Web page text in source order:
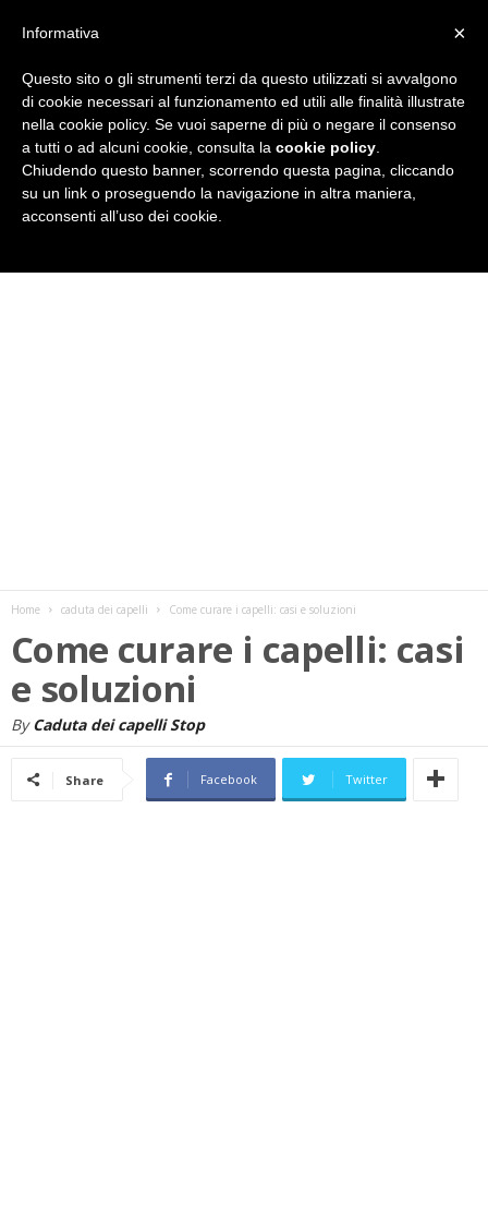
i
Home caduta dei capelli Come curare i capelli: casi e soluzioni
Come curare i capelli: casi
e soluzioni
By Caduta dei capelli Stop
Share Facebook Twitter
×
Informativa
Questo sito o gli strumenti terzi da questo utilizzati si avvalgono
di cookie necessari al funzionamento ed utili alle finalità illustrate
nella cookie policy. Se vuoi saperne di più o negare il consenso
a tutti o ad alcuni cookie, consulta la cookie policy
Chiudendo questo banner, scorrendo questa pagina, cliccando
su un link o proseguendo la navigazione in altra maniera,
acconsenti all’uso dei cookie.